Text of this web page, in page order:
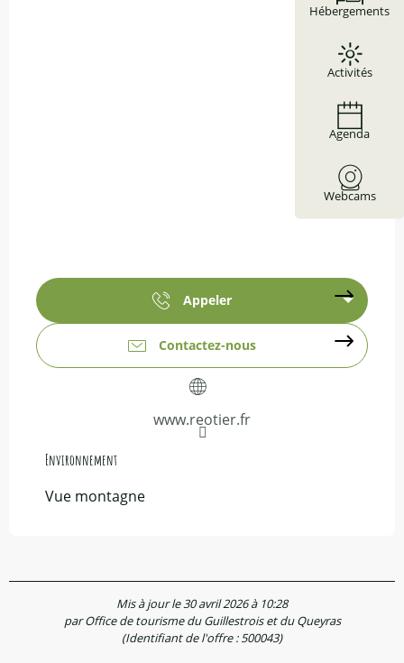
Hébergements
Activités
Agenda
Webcams
Appeler
Contactez-nous
www.reotier.fr
Environnement
Environnement
Vue montagne
Mis à jour le 30 avril 2026 à 10:28
par Office de tourisme du Guillestrois et du Queyras
(Identifiant de l'offre :500043)